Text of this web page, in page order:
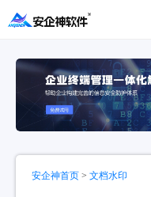
安企神首页 > 文档水印